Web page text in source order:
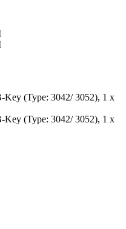
Key (Type: 3042/ 3052), 1 x
Key (Type: 3042/ 3052), 1 x